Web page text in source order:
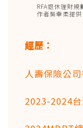
RFA退休理財
作者吳幸柔提供
經歷：
人壽保險公
2023-2024